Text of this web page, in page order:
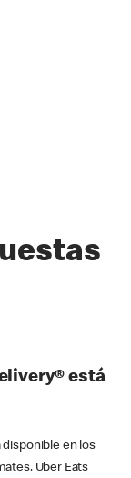
está
en los
Uber Eats